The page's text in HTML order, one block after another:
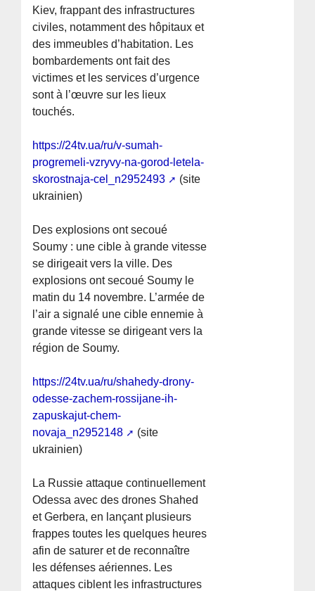
Kiev, frappant des infrastructures
civiles, notamment des hôpitaux et
des immeubles d’habitation. Les
bombardements ont fait des
victimes et les services d’urgence
sont à l’œuvre sur les lieux
touchés.
https://24tv.ua/ru/v-sumah-
progremeli-vzryvy-na-gorod-letela-
skorostnaja-cel_n2952493
(site
ukrainien)
Des explosions ont secoué
Soumy : une cible à grande vitesse
se dirigeait vers la ville. Des
explosions ont secoué Soumy le
matin du 14 novembre. L’armée de
l’air a signalé une cible ennemie à
grande vitesse se dirigeant vers la
région de Soumy.
https://24tv.ua/ru/shahedy-drony-
odesse-zachem-rossijane-ih-
zapuskajut-chem-
novaja_n2952148
(site
ukrainien)
La Russie attaque continuellement
Odessa avec des drones Shahed
et Gerbera, en lançant plusieurs
frappes toutes les quelques heures
afin de saturer et de reconnaître
les défenses aériennes. Les
attaques ciblent les infrastructures